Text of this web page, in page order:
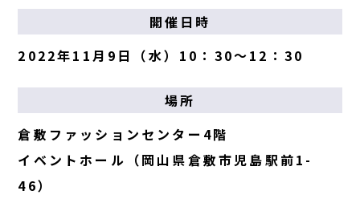
開催日時
2022年11月9日（水）10：30〜12：30
場所
倉敷ファッションセンター4階
イベントホール（岡山県倉敷市児島駅前1-
46）